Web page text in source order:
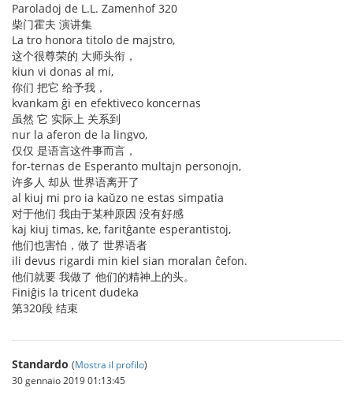
Paroladoj de L.L. Zamenhof 320
柴门霍夫 演讲集
La tro honora titolo de majstro,
这个很尊荣的 大师头衔，
kiun vi donas al mi,
你们 把它 给予我，
kvankam ĝi en efektiveco koncernas
虽然 它 实际上 关系到
nur la aferon de la lingvo,
仅仅 是语言这件事而言，
for-ternas de Esperanto multajn personojn,
许多人 却从 世界语离开了
al kiuj mi pro ia kaŭzo ne estas simpatia
对于他们 我由于某种原因 没有好感
kaj kiuj timas, ke, faritĝante esperantistoj,
他们也害怕，做了 世界语者
ili devus rigardi min kiel sian moralan ĉefon.
他们就要 我做了 他们的精神上的头。
Finiĝis la tricent dudeka
第320段 结束
Standardo (Mostra il profilo)
30 gennaio 2019 01:13:45